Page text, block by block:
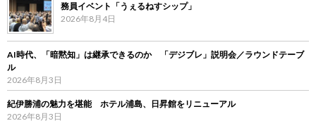
務員イベント「うぇるねすシップ」
2026年8月4日
AI時代、「暗黙知」は継承できるのか 「デジブレ」説明会／ラウンドテーブ
ル
2026年8月3日
紀伊勝浦の魅力を堪能 ホテル浦島、日昇館をリニューアル
2026年8月3日